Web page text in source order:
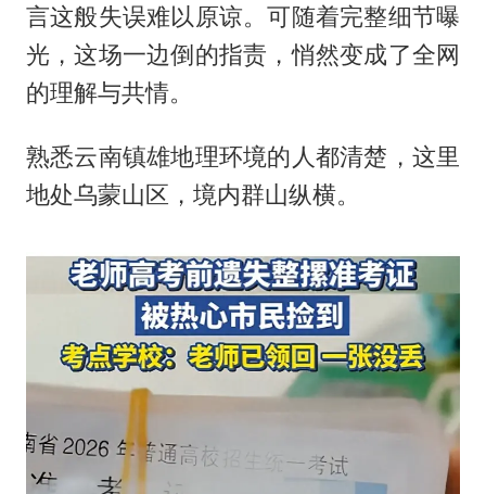
言这般失误难以原谅。可随着完整细节曝
光，这场一边倒的指责，悄然变成了全网
的理解与共情。
熟悉云南镇雄地理环境的人都清楚，这里
地处乌蒙山区，境内群山纵横。